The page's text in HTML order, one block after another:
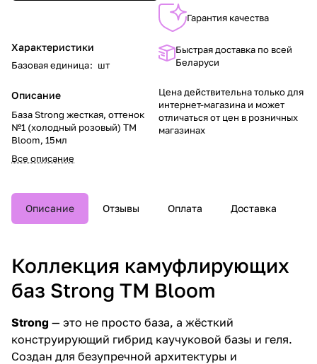
Характеристики
Базовая единица: шт
Описание
База Strong жесткая, оттенок
№1 (холодный розовый) TM
Bloom, 15мл
Все описание
Гарантия качества
Быстрая доставка по всей
Беларуси
Цена действительна только для
интернет-магазина и может
отличаться от цен в розничных
магазинах
Описание Отзывы Оплата Доставка
Коллекция камуфлирующих
баз Strong TM Bloom
Strong — это не просто база, а жёсткий
конструирующий гибрид каучуковой базы и геля.
Создан для безупречной архитектуры и